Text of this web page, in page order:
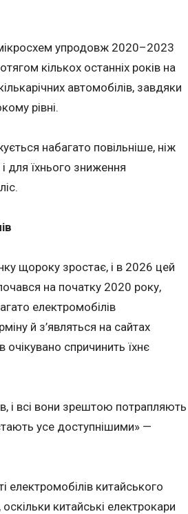
упродовж 2020–2023
кількох останніх років на
автомобілів, завдяки
рівні.
набагато повільніше, ніж
для їхнього зниження
щороку зростає, і в 2026 цей
на початку 2020 року,
електромобілів
й з’являться на сайтах
спричинить їхнє
і всі вони зрештою потрапляють
усе доступнішими» —
електромобілів китайського
китайські електрокари